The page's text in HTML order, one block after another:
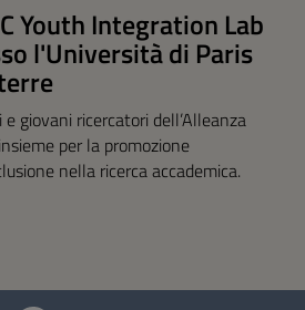
Youth Integration Lab
l'Università di Paris
e giovani ricercatori dell’Alleanza
per la promozione
nella ricerca accademica.